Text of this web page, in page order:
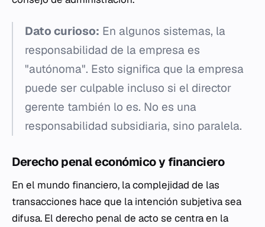
Dato curioso: En algunos sistemas, la
responsabilidad de la empresa es
"autónoma". Esto significa que la empresa
puede ser culpable incluso si el director
gerente también lo es. No es una
responsabilidad subsidiaria, sino paralela.
Derecho penal económico y financiero
En el mundo financiero, la complejidad de las
transacciones hace que la intención subjetiva sea
difusa. El derecho penal de acto se centra en la